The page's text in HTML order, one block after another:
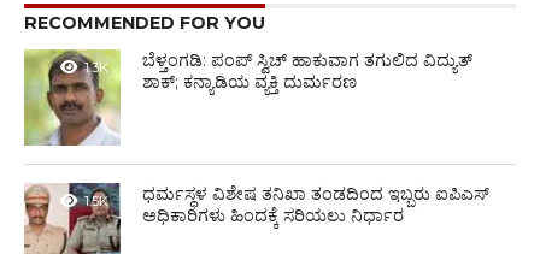
RECOMMENDED FOR YOU
1.3K
ಬೆಳ್ತಂಗಡಿ: ಪಂಪ್ ಸ್ವಿಚ್ ಹಾಕುವಾಗ ತಗುಲಿದ ವಿದ್ಯುತ್
ಶಾಕ್; ಕನ್ಯಾಡಿಯ ವ್ಯಕ್ತಿ ದುರ್ಮರಣ
1.5K
ಧರ್ಮಸ್ಥಳ ವಿಶೇಷ ತನಿಖಾ ತಂಡದಿಂದ ಇಬ್ಬರು ಐಪಿಎಸ್‌
ಅಧಿಕಾರಿಗಳು ಹಿಂದಕ್ಕೆ ಸರಿಯಲು ನಿರ್ಧಾರ